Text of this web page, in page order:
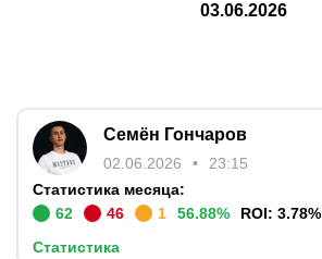
03.06.2026
Семён Гончаров
02.06.2026
23:15
Статистика месяца:
62
46 1 56.88% ROI: 3.78%
Статистика